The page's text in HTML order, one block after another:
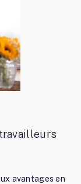
avantages en